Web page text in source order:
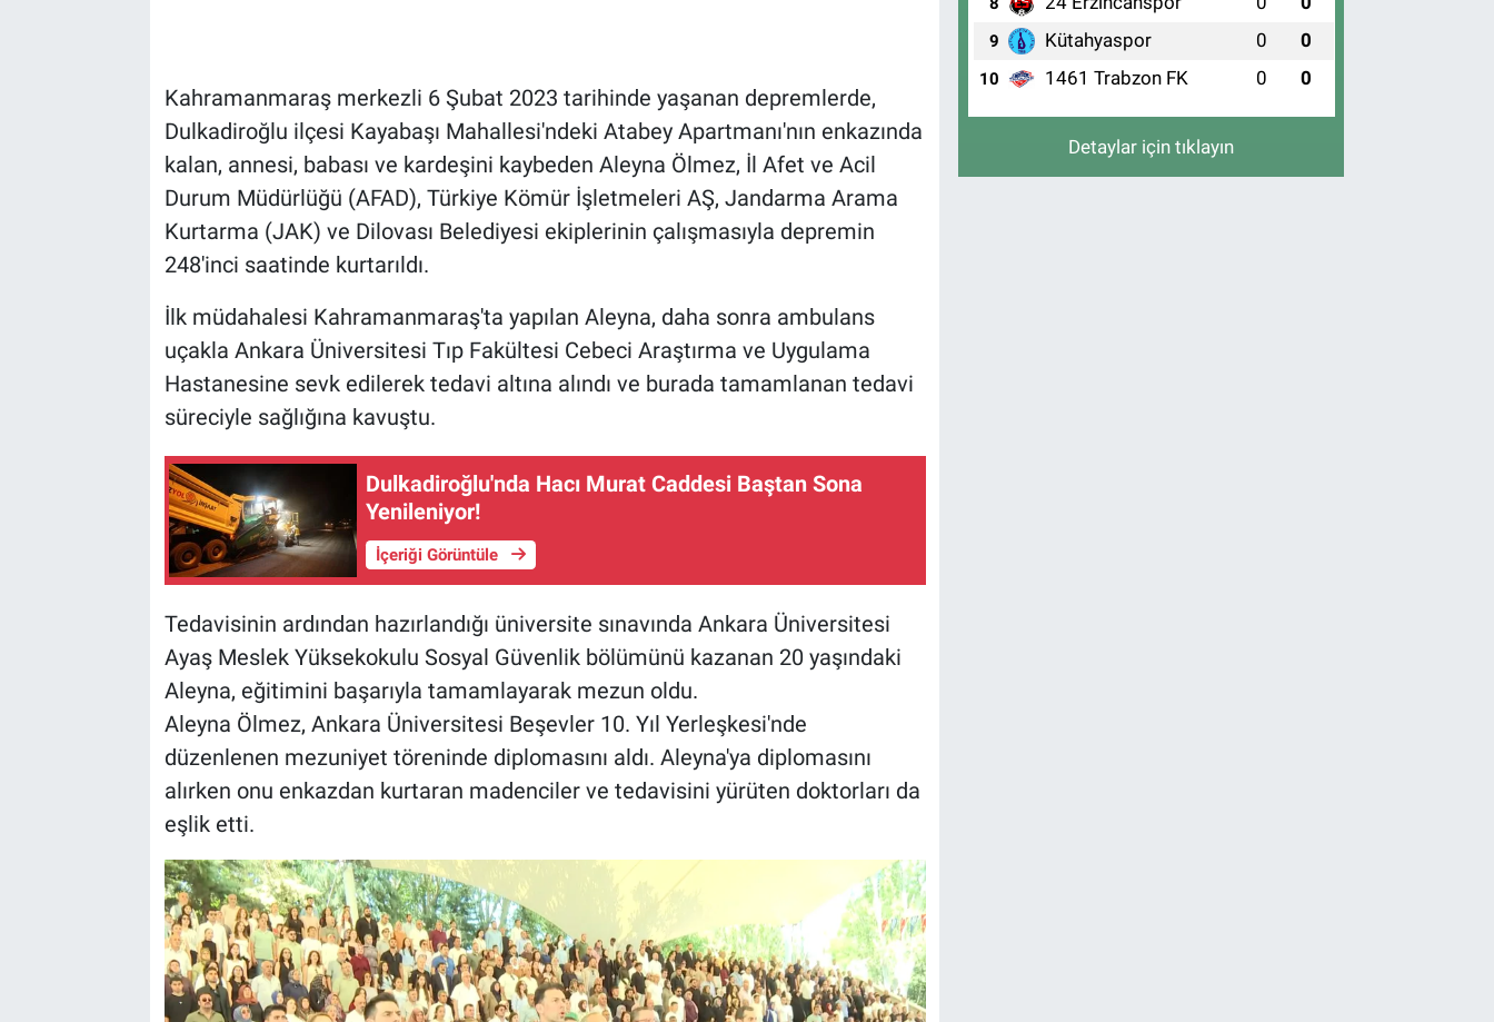
Kahramanmaraş merkezli 6 Şubat 2023 tarihinde yaşanan depremlerde,
Dulkadiroğlu ilçesi Kayabaşı Mahallesi'ndeki Atabey Apartmanı'nın enkazında
kalan, annesi, babası ve kardeşini kaybeden Aleyna Ölmez, İl Afet ve Acil
Durum Müdürlüğü (AFAD), Türkiye Kömür İşletmeleri AŞ, Jandarma Arama
Kurtarma (JAK) ve Dilovası Belediyesi ekiplerinin çalışmasıyla depremin
248'inci saatinde kurtarıldı.
İlk müdahalesi Kahramanmaraş'ta yapılan Aleyna, daha sonra ambulans
uçakla Ankara Üniversitesi Tıp Fakültesi Cebeci Araştırma ve Uygulama
Hastanesine sevk edilerek tedavi altına alındı ve burada tamamlanan tedavi
süreciyle sağlığına kavuştu.
Dulkadiroğlu'nda Hacı Murat Caddesi Baştan Sona
Yenileniyor!
İçeriği Görüntüle
Tedavisinin ardından hazırlandığı üniversite sınavında Ankara Üniversitesi
Ayaş Meslek Yüksekokulu Sosyal Güvenlik bölümünü kazanan 20 yaşındaki
Aleyna, eğitimini başarıyla tamamlayarak mezun oldu.
Aleyna Ölmez, Ankara Üniversitesi Beşevler 10. Yıl Yerleşkesi'nde
düzenlenen mezuniyet töreninde diplomasını aldı. Aleyna'ya diplomasını
alırken onu enkazdan kurtaran madenciler ve tedavisini yürüten doktorları da
eşlik etti.
9 Kütahyaspor 0 0
10 1461 Trabzon FK 0 0
Detaylar için tıklayın